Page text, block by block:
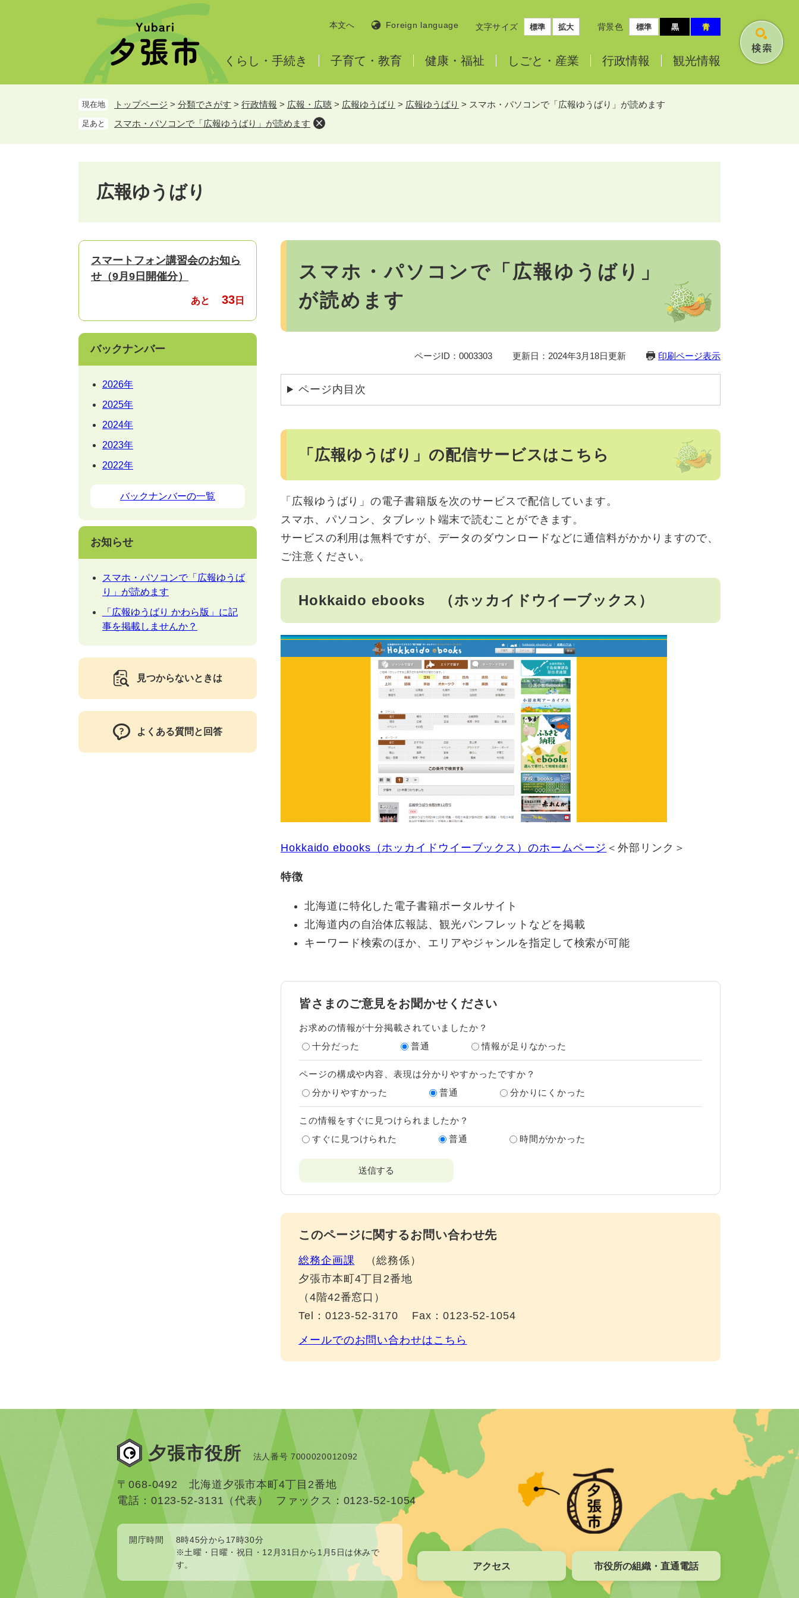
本文へ Foreign language 文字サイズ 標準 拡大 背景色 標準 黒 青
くらし・ 手続き 子育て・ 教育 健康・ 福祉 しごと・ 産業 行政情報 観光情報
検
現在地 トップページ > 分類でさがす > 行政情報 > 広報・広聴 > 広報ゆうばり > 広報ゆうばり > スマホ・パソコンで「広報ゆうばり」が読めます
足あと スマホ・パソコンで「広報ゆうばり」が読めます
広報ゆうばり
本
スマホ・パソコンで「広報ゆうばり」
が読めます
ページID：0003303 更新日：2024年3月18日更新 印刷ページ表示
ページ内目次
「広報ゆうばり」の配信サービスはこちら
「広報ゆうばり」の電子書籍版を次のサービスで配信しています。
スマホ、パソコン、タブレット端末で読むことができます。
サービスの利用は無料ですが、データのダウンロードなどに通信料がかかりますので、
ご注意ください。
Hokkaido ebooks （ホッカイドウイーブックス）
Hokkaido ebooks（ホッカイドウイーブックス）のホームページ ＜外部リンク＞
特徴
北海道に特化した電子書籍ポータルサイト
北海道内の自治体広報誌、観光パンフレットなどを掲載
キーワード検索のほか、エリアやジャンルを指定して検索が可能
皆さまのご意見をお聞かせください
お求めの情報が十分掲載されていましたか？
十分だった
普通 情報が足りなかった
ページの構成や内容、表現は分かりやすかったですか？
分かりやすかった
普通 分かりにくかった
この情報をすぐに見つけられましたか？
すぐに見つけられた
普通 時間がかかった
このページに関するお問い合わせ先
総務企画課
総務係
夕張市本町4丁目2番地
（4階42番窓口）
Tel：0123-52-3170
Fax：0123-52-1054
メールでのお問い合わせはこちら
スマートフォン講習会のお知ら
せ（9月9日開催分）
あと 33 日
バックナンバー
2026年
2025年
2024年
2023年
2022年
バックナンバーの一覧
お知らせ
スマホ・パソコンで「広報ゆうば
り」が読めます
「広報ゆうばり かわら版」に記
事を掲載しませんか？
見つからないときは
よくある質問と回答
夕張市役所 法人番号 7000020012092
〒068-0492 北海道夕張市本町4丁目2番地
電話：0123-52-3131（代表）
ファックス：0123-52-1054
開庁時間
8時45分から17時30分
※土曜・日曜・祝日・12月31日から1月5日は休みで
す。
アクセス 市役所の組織・直通電話